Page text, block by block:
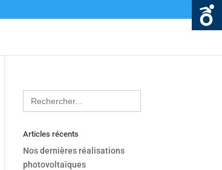
Search
for:
Articles récents
Nos dernières réalisations
photovoltaïques